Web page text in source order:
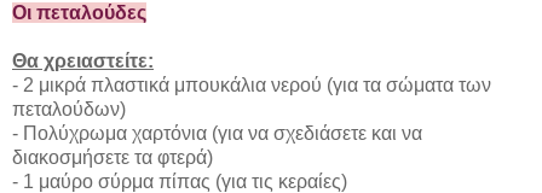
Οι πεταλούδες
Θα χρειαστείτε:
- 2 μικρά πλαστικά μπουκάλια νερού (για τα σώματα των
πεταλούδων)
- Πολύχρωμα χαρτόνια (για να σχεδιάσετε και να
διακοσμήσετε τα φτερά)
- 1 μαύρο σύρμα πίπας (για τις κεραίες)